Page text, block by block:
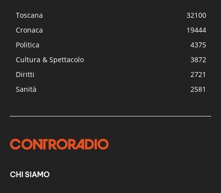
Toscana
32100
Cronaca
19444
Politica
4375
Cultura & Spettacolo
3872
Diritti
2721
Sanità
2581
CHI SIAMO